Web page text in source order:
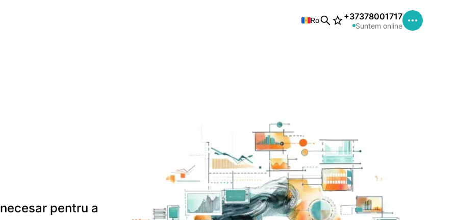
Ro +37378001717
Suntem online
pentru a